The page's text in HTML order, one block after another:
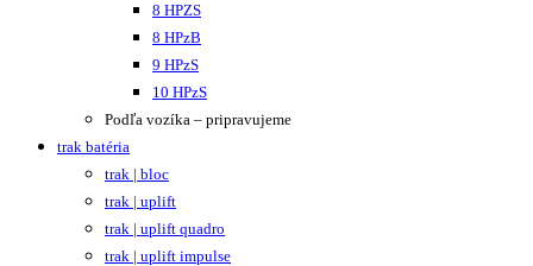
8 HPZS
8 HPzB
9 HPzS
10 HPzS
Podľa vozíka – pripravujeme
trak batéria
trak | bloc
trak | uplift
trak | uplift quadro
trak | uplift impulse